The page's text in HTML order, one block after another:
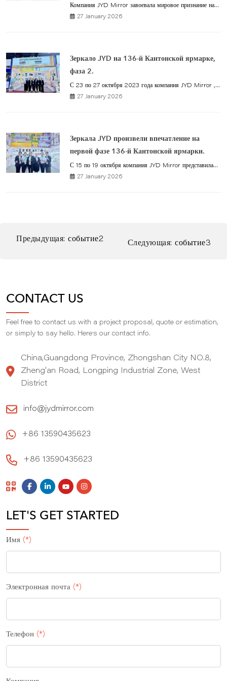
Компания JYD Mirror завоевала мировое признание на...
27 January 2026
Зеркало JYD на 136-й Кантонской ярмарке,
фаза 2.
С 23 по 27 октября 2023 года компания JYD Mirror ,...
27 January 2026
Зеркала JYD произвели впечатление на
первой фазе 136-й Кантонской ярмарки.
С 15 по 19 октября компания JYD Mirror представила...
27 January 2026
Предыдущая: событие2 Следующая: событие3
CONTACT US
Feel free to contact us with a project proposal, quote or estimation,
or simply to say hello. Here,s our contact info.
China,Guangdong Province, Zhongshan City NO.8,
Zheng'an Road, Longping Industrial Zone, West
District
info@jydmirror.com
+86 13590435623
+86 13590435623
LET'S GET STARTED
Имя (*)
Электронная почта (*)
Телефон (*)